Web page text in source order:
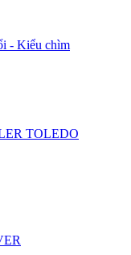
- Kiểu chìm
TOLEDO